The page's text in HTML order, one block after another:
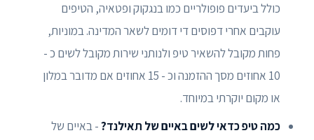
כולל ביעדים פופולריים כמו בנגקוק ופטאיה, הטיפים
עוקבים אחרי דפוסים די דומים לשאר המדינה. במוניות,
פחות מקובל להשאיר טיפ ולנותני שירות מקובל לשים כ -
10 אחוזים מסך ההזמנה וכ - 15 אחוזים אם מדובר במלון
או מקום יוקרתי במיוחד.
כמה טיפ כדאי לשים באיים של תאילנד?- באיים של